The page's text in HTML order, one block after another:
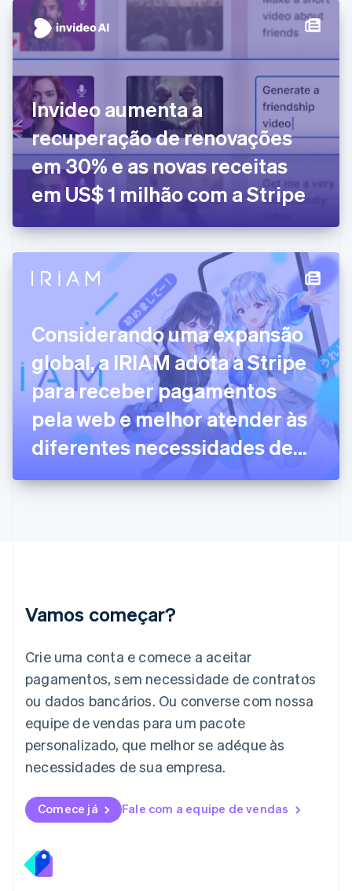
Invideo aumenta a
recuperação de renovações
em 30% e as novas receitas
em US$ 1 milhão com a Stripe
Considerando uma expansão
global, a IRIAM adota a Stripe
para receber pagamentos
pela web e melhor atender às
diferentes necessidades de
pagamentos dos clientes
Vamos começar?
Crie uma conta e comece a aceitar
pagamentos, sem necessidade de contratos
ou dados bancários. Ou converse com nossa
equipe de vendas para um pacote
personalizado, que melhor se adéque às
necessidades de sua empresa.
Comece já Fale com a equipe de vendas
EnglishFrançais
China continental
简体中文
Chipre
Croácia
EnglishItaliano
Dinamarca
English
Emirados Árabes Unidos
English
Eslováquia
English
EnglishItaliano
Espanha
Estados Unidos
Español简体中文
Finlândia
EnglishSvenska
França
FrançaisEnglish
English
Grécia
English
English
日本語English
Liechtenstein
DeutschEnglish
Lituânia
English
Luxemburgo
FrançaisDeutsch English
English简体中文
English
México
Noruega
English